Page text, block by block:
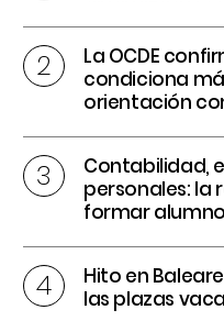
La OCDE
condiciona
orientación
Contabilidad,
personales: la
formar
Hito en
las plazas